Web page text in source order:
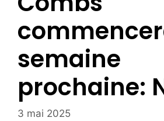
semaine
prochaine:
3 mai 2025